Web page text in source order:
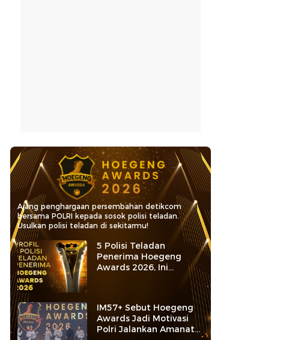
Ajang penghargaan persembahan detikcom
bersama POLRI kepada sosok polisi teladan.
Usulkan polisi teladan di sekitarmu!
5 Polisi Teladan
Penerima Hoegeng
Awards 2026, Ini
Kategori dan Kiprahnya
IM57+ Sebut Hoegeng
Awards Jadi Motivasi
Polri Jalankan Amanat